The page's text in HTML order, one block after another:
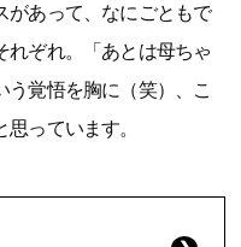
があって、なにごともで
れぞれ。「あとは母ちゃ
う覚悟を胸に（笑）、こ
っています。